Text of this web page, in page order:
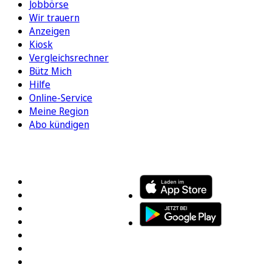
Jobbörse
Wir trauern
Anzeigen
Kiosk
Vergleichsrechner
Bütz Mich
Hilfe
Online-Service
Meine Region
Abo kündigen